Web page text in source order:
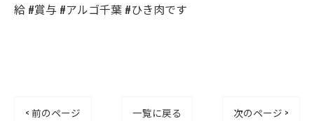
給 #賞与 #アルゴ千葉 #ひき肉です
< 前のページ 一覧に戻る 次のページ >